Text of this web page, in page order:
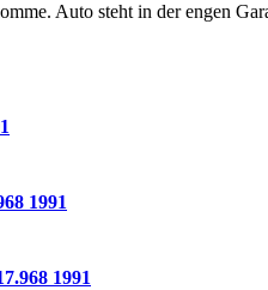
Auto steht in der engen
1991
1991